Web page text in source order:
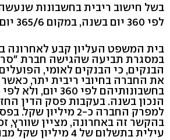
לפי 360 יום בשנה, במקום 365/6 יום בשנה.
בית המשפט העליון קבע לאחרונה
במסגרת תביעה שהגישה חברת
הבנקים, כי הבנקים לאומי,
את החברה בחיובי ריבית יתר,
בחשבונותיהם לפי 360
הנכון בשנה. בעקבות פסק הדין
למפרק החברה כ-2
בהקשר זה באחרונה, מציין שוורץ,
עילית בתשלום של 4 מיליון שקל מבנק הפועלים.